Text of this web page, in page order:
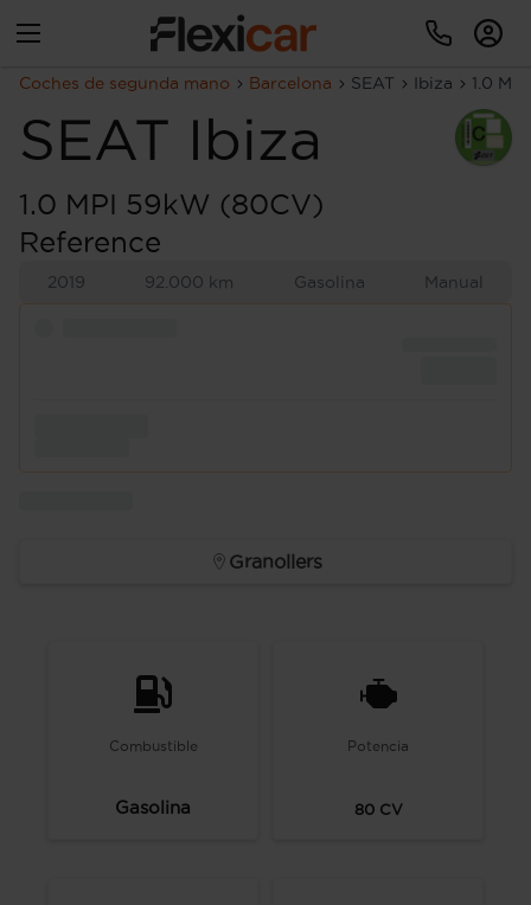
Coches de segunda mano Barcelona SEAT Ibiza 1.0
SEAT Ibiza
1.0 MPI 59kW (80CV)
Reference
2019 92.000 km Gasolina Manual
Granollers
Combustible
Gasolina
Potencia
80CV